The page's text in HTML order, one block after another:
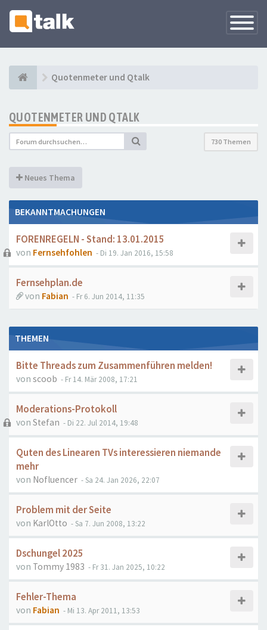
Quotenmeter und Qtalk
QUOTENMETER UND QTALK
730 Themen
Neues Thema
BEKANNTMACHUNGEN
FORENREGELN - Stand: 13.01.2015
von Fernsehfohlen - Di 19. Jan 2016, 15:58
Fernsehplan.de
von Fabian - Fr 6. Jun 2014, 11:35
THEMEN
Bitte Threads zum Zusammenführen melden!
von scoob - Fr 14. Mär 2008, 17:21
Moderations-Protokoll
von Stefan - Di 22. Jul 2014, 19:48
Quten des Linearen TVs interessieren niemande
mehr
von Nofluencer - Sa 24. Jan 2026, 22:07
Problem mit der Seite
von KarlOtto - Sa 7. Jun 2008, 13:22
Dschungel 2025
von Tommy 1983 - Fr 31. Jan 2025, 10:22
Fehler-Thema
von Fabian - Mi 13. Apr 2011, 13:53